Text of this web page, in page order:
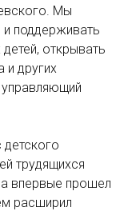
Мы
поддерживать
открывать
и других
трудящихся
впервые прошел
расширил